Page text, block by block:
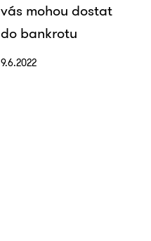
vás mohou dostat
do bankrotu
9.6.2022